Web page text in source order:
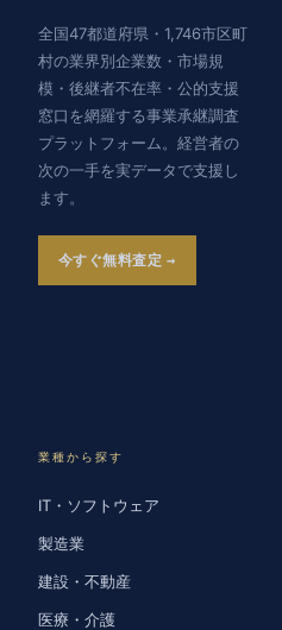
全国47都道府県・1,746市区町
村の業界別企業数・市場規
模・後継者不在率・公的支援
窓口を網羅する事業承継調査
プラットフォーム。経営者の
次の一手を実データで支援し
ます。
今すぐ無料査定
業種から探す
IT・ソフトウェア
製造業
建設・不動産
医療・介護